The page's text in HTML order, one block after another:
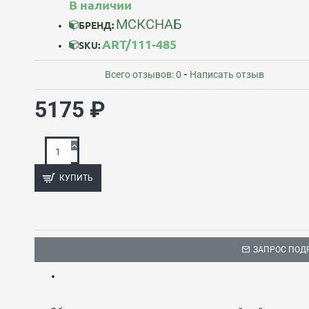
В наличии
БРЕНД: МСКСНАБ
SKU:ART/111-485
Всего отзывов: 0 - Написать отзыв
5175 ₽
КУПИТЬ
ЗАПРОС